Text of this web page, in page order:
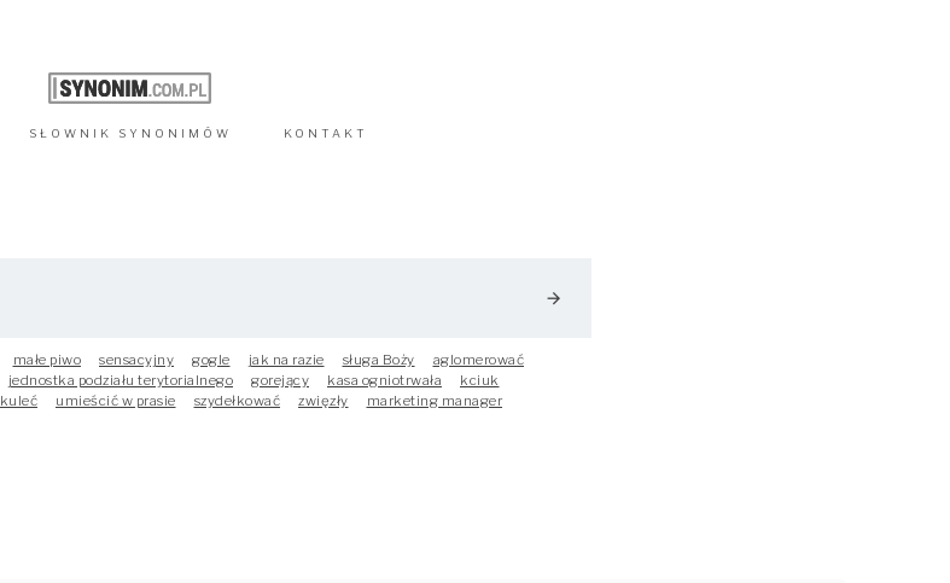
SŁOWNIK SYNONIMÓW KONTAKT
arrow_forward
małe piwo sensacyjny gogle jak na razie sługa Boży
aglomerować
jednostka podziału terytorialnego gorejący kasa ogniotrwała
kciuk
kuleć umieścić w prasie szydełkować zwięzły
marketing manager